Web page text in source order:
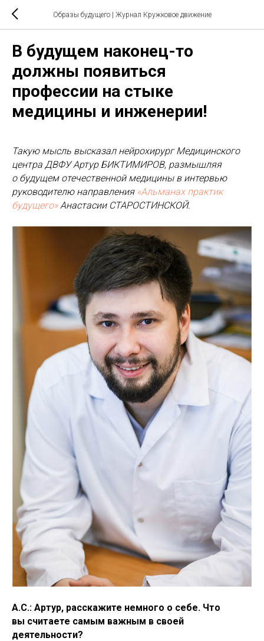
Образы будущего | Журнал Кружковое движение
В будущем наконец-то
должны появиться
профессии на стыке
медицины и инженерии!
Такую мысль высказал нейрохирург Медицинского
центра ДВФУ Артур БИКТИМИРОВ, размышляя
о будущем отечественной медицины в интервью
руководителю направления «Альманах практик
будущего»Анастасии СТАРОСТИНСКОЙ.
А.С.: Артур, расскажите немного о себе. Что
вы считаете самым важным в своей
деятельности?